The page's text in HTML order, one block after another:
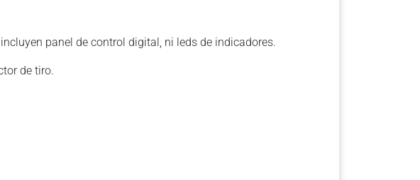
panel de control digital, ni leds de indicadores.
de tiro.